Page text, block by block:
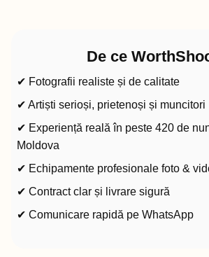
De ce
✔ Fotografii realiste și de calitate
✔ Artiști serioși, prietenoși și muncitori
✔ Experiență reală în peste 420 de
Moldova
✔ Echipamente profesionale foto &
✔ Contract clar și livrare sigură
✔ Comunicare rapidă pe WhatsApp